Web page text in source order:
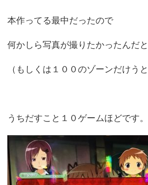
本作ってる最中だったので
何かしら写真が撮りたかったんだ
（もしくは１００のゾーンだけう
うちだすこと１０ゲームほどです。